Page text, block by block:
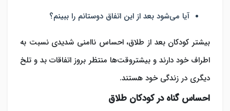
آیا می‌شود بعد از این اتفاق دوستانم را ببینم؟
بیشتر کودکان بعد از طلاق، احساس ناامنی شدیدی نسبت به
اطراف خود دارند و بیشتروقت‌ها منتظر بروز اتفاقات بد و تلخ
دیگری در زندگی خود هستند.
احساس گناه در کودکان طلاق